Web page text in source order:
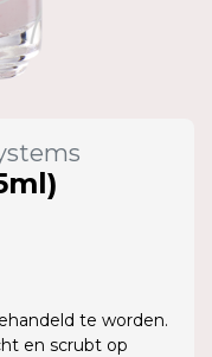
te worden.
en scrubt op